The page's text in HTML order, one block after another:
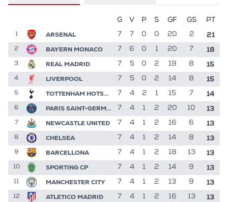
G V P S GF GS PT
1 ARSENAL 7 7 0 0 20 2 21
2 BAYERN MONACO 7 6 0 1 20 7 18
3 REAL MADRID 7 5 0 2 19 8 15
4 LIVERPOOL 7 5 0 2 14 8 15
5 TOTTENHAM HOTSPUR 7 4 2 1 15 7 14
6 PARIS SAINT-GERMAIN 7 4 1 2 20 10 13
7 NEWCASTLE UNITED 7 4 1 2 16 6 13
8 CHELSEA 7 4 1 2 14 8 13
9 BARCELLONA 7 4 1 2 18 13 13
10 SPORTING CP 7 4 1 2 14 9 13
11 MANCHESTER CITY 7 4 1 2 13 9 13
12 ATLETICO MADRID 7 4 1 2 16 13 13